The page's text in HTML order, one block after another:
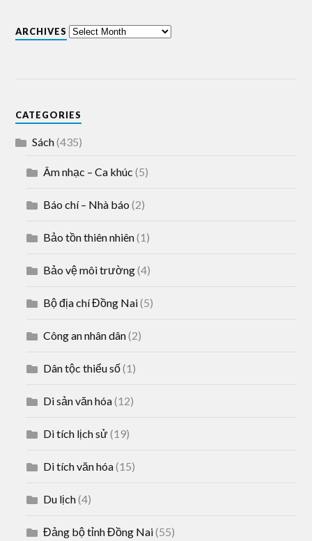
ARCHIVES
CATEGORIES
Sách(435)
Âm nhạc – Ca khúc (5)
Báo chí – Nhà báo (2)
Bảo tồn thiên nhiên(1)
Bảo vệ môi trường(4)
Bộ địa chí Đồng Nai(5)
Công an nhân dân(2)
Dân tộc thiểu số(1)
Di sản văn hóa(12)
Di tích lịch sử(19)
Di tích văn hóa(15)
Du lịch(4)
Đảng bộ tỉnh Đồng Nai(55)